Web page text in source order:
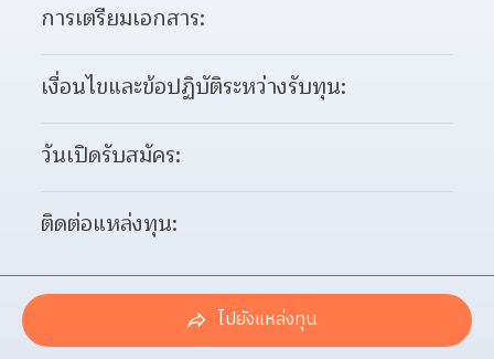
การเตรียมเอกสาร:
เงื่อนไขและข้อปฏิบัติระหว่างรับทุน:
วันเปิดรับสมัคร:
ติดต่อแหล่งทุน:
ไปยังแหล่งทุน